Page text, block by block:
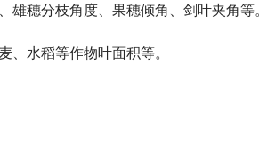
雄穗分枝角度、果穗倾角、剑叶夹角等。
、水稻等作物叶面积等。